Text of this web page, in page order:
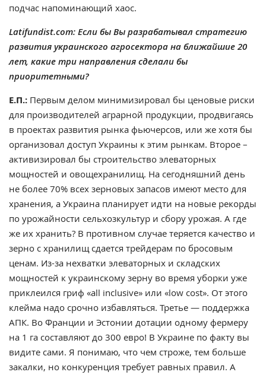
подчас напоминающий хаос.
Latifundist.com: Если бы Вы разрабатывал стратегию
развития украинского агросектора на ближайшие 20
лет, какие три направления сделали бы
приоритетными?
Е.П.: Первым делом минимизировал бы ценовые риски
для производителей аграрной продукции, продвигаясь
в проектах развития рынка фьючерсов, или же хотя бы
организовал доступ Украины к этим рынкам. Второе –
активизировал бы строительство элеваторных
мощностей и овощехранилищ. На сегодняшний день
не более 70% всех зерновых запасов имеют место для
хранения, а Украина планирует идти на новые рекорды
по урожайности сельхозкультур и сбору урожая. А где
же их хранить? В противном случае теряется качество и
зерно с хранилищ сдается трейдерам по бросовым
ценам. Из-за нехватки элеваторных и складских
мощностей к украинскому зерну во время уборки уже
приклеился гриф «all inclusive» или «low cost». От этого
клейма надо срочно избавляться. Третье — поддержка
АПК. Во Франции и Эстонии дотации одному фермеру
на 1 га составляют до 300 евро! В Украине по факту вы
видите сами. Я понимаю, что чем строже, тем больше
закалки, но конкуренция требует равных правил. А